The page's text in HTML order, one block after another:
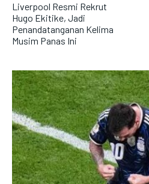
Liverpool Resmi Rekrut
Hugo Ekitike, Jadi
Penandatanganan Kelima
Musim Panas Ini